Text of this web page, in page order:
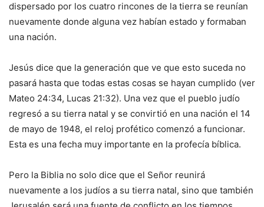
dispersado por los cuatro rincones de la tierra se reunían
nuevamente donde alguna vez habían estado y formaban
una nación.
Jesús dice que la generación que ve que esto suceda no
pasará hasta que todas estas cosas se hayan cumplido (ver
Mateo 24:34, Lucas 21:32). Una vez que el pueblo judío
regresó a su tierra natal y se convirtió en una nación el 14
de mayo de 1948, el reloj profético comenzó a funcionar.
Esta es una fecha muy importante en la profecía bíblica.
Pero la Biblia no solo dice que el Señor reunirá
nuevamente a los judíos a su tierra natal, sino que también